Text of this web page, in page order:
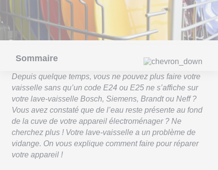
Sommaire
Depuis quelque temps, vous ne pouvez plus faire votre
vaisselle sans qu’un code E24 ou E25 ne s’affiche sur
votre lave-vaisselle Bosch, Siemens, Brandt ou Neff ?
Vous avez constaté que de l’eau reste présente au fond
de la cuve de votre appareil électroménager ? Ne
cherchez plus ! Votre lave-vaisselle a un problème de
vidange. On vous explique comment faire pour réparer
votre appareil !